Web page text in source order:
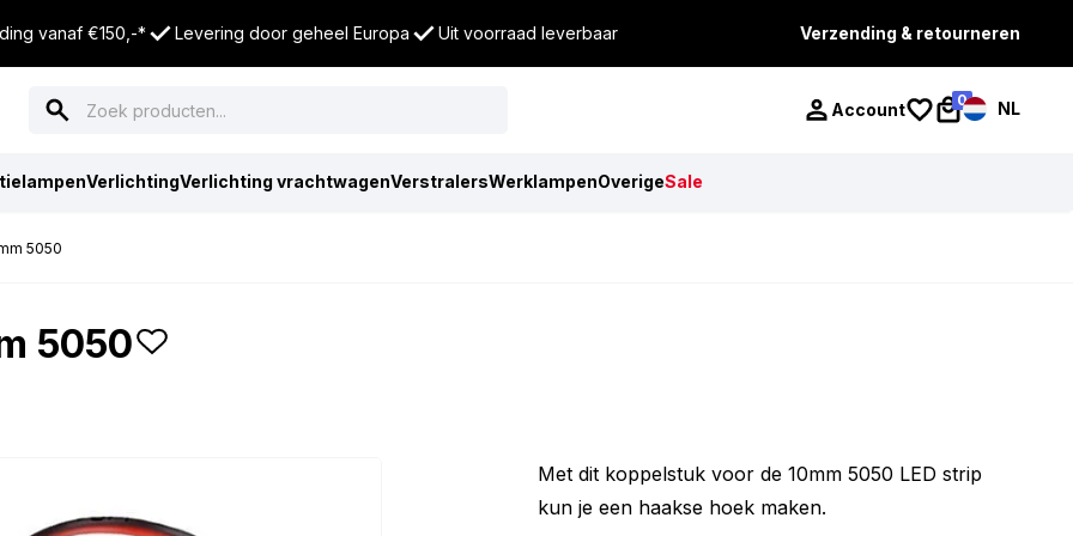
vanaf €150,-* Levering door geheel Europa Uit voorraad leverbaar Verzending & retourneren
Account 0 NL
VerlichtingVerlichting vrachtwagenVerstralersWerklampenOverigeSale
5050
5050
Met dit koppelstuk voor de 10mm 5050 LED strip
kun je een haakse hoek maken.